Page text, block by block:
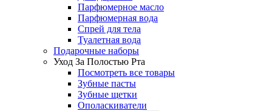
Парфюмерное масло
Парфюмерная вода
Спрей для тела
Туалетная вода
Подарочные наборы
Уход За Полостью Рта
Посмотреть все товары
Зубные пасты
Зубные щетки
Ополаскиватели